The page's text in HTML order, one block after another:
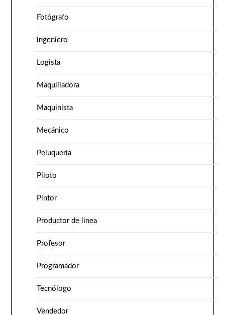
Fotógrafo
ingeniero
Logista
Maquilladora
Maquinista
Mecánico
Peluquería
Piloto
Pintor
Productor de línea
Profesor
Programador
Tecnólogo
Vendedor